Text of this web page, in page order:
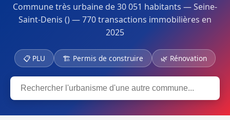
Commune très urbaine de 30 051 habitants — Seine-
Saint-Denis () — 770 transactions immobilières en
2025
📋 PLU 🏗 Permis de construire 🌿 Rénovation